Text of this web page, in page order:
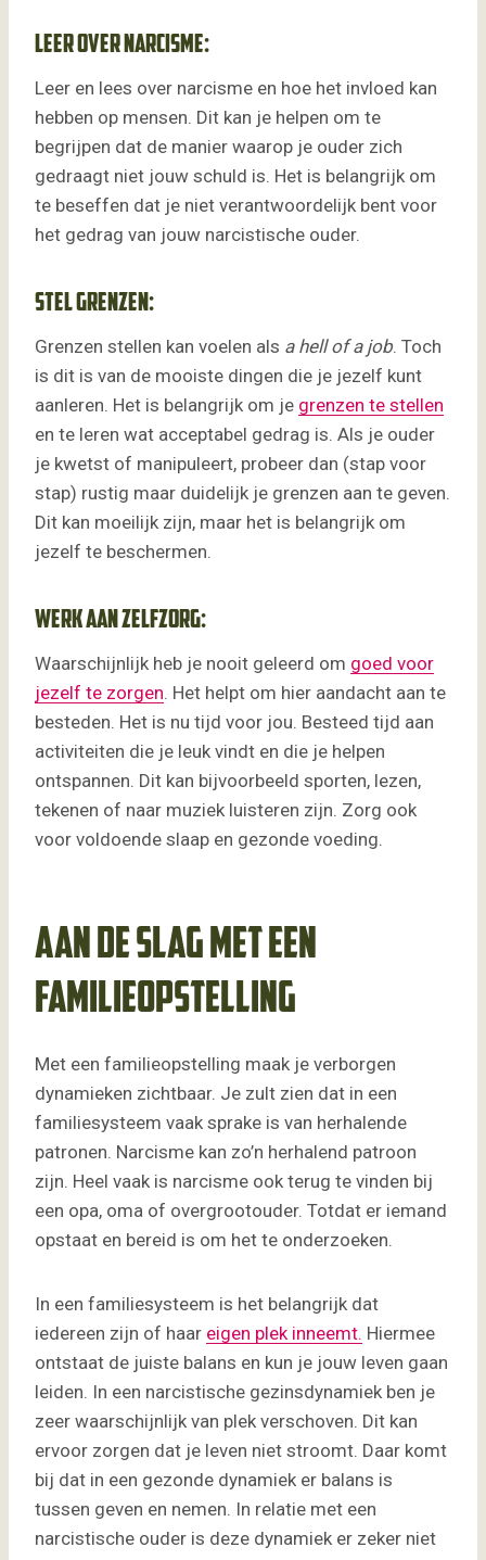
Leer over narcisme:
Leer en lees over narcisme en hoe het invloed kan
hebben op mensen. Dit kan je helpen om te
begrijpen dat de manier waarop je ouder zich
gedraagt niet jouw schuld is. Het is belangrijk om
te beseffen dat je niet verantwoordelijk bent voor
het gedrag van jouw narcistische ouder.
Stel grenzen:
Grenzen stellen kan voelen als a hell of a job. Toch
is dit is van de mooiste dingen die je jezelf kunt
aanleren. Het is belangrijk om je grenzen te stellen
en te leren wat acceptabel gedrag is. Als je ouder
je kwetst of manipuleert, probeer dan (stap voor
stap) rustig maar duidelijk je grenzen aan te geven.
Dit kan moeilijk zijn, maar het is belangrijk om
jezelf te beschermen.
Werk aan zelfzorg:
Waarschijnlijk heb je nooit geleerd om goed voor
jezelf te zorgen. Het helpt om hier aandacht aan te
besteden. Het is nu tijd voor jou. Besteed tijd aan
activiteiten die je leuk vindt en die je helpen
ontspannen. Dit kan bijvoorbeeld sporten, lezen,
tekenen of naar muziek luisteren zijn. Zorg ook
voor voldoende slaap en gezonde voeding.
Aan de slag met een
familieopstelling
Met een familieopstelling maak je verborgen
dynamieken zichtbaar. Je zult zien dat in een
familiesysteem vaak sprake is van herhalende
patronen. Narcisme kan zo’n herhalend patroon
zijn. Heel vaak is narcisme ook terug te vinden bij
een opa, oma of overgrootouder. Totdat er iemand
opstaat en bereid is om het te onderzoeken.
In een familiesysteem is het belangrijk dat
iedereen zijn of haar eigen plek inneemt. Hiermee
ontstaat de juiste balans en kun je jouw leven gaan
leiden. In een narcistische gezinsdynamiek ben je
zeer waarschijnlijk van plek verschoven. Dit kan
ervoor zorgen dat je leven niet stroomt. Daar komt
bij dat in een gezonde dynamiek er balans is
tussen geven en nemen. In relatie met een
narcistische ouder is deze dynamiek er zeker niet